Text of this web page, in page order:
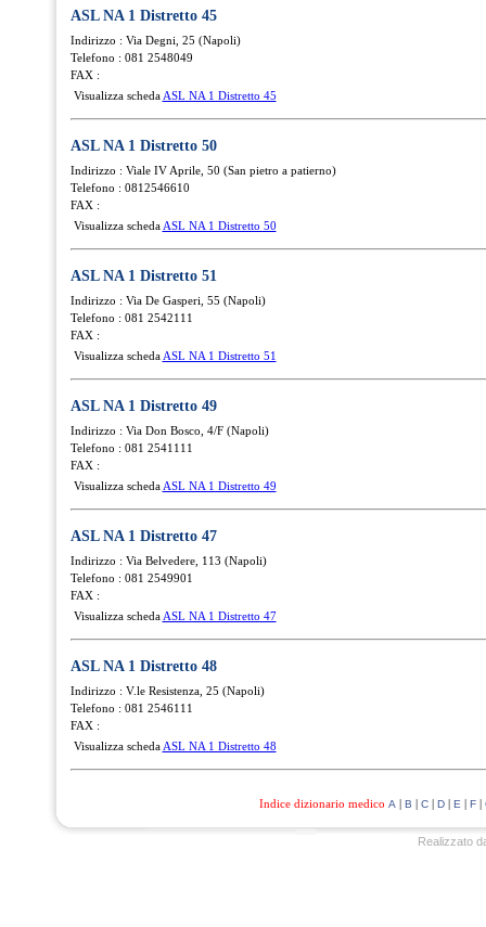
ASL NA 1 Distretto 45
Indirizzo : Via Degni, 25 (Napoli)
Telefono : 081 2548049
FAX :
Visualizza scheda ASL NA 1 Distretto 45
ASL NA 1 Distretto 50
Indirizzo : Viale IV Aprile, 50 (San pietro a patierno)
Telefono : 0812546610
FAX :
Visualizza scheda ASL NA 1 Distretto 50
ASL NA 1 Distretto 51
Indirizzo : Via De Gasperi, 55 (Napoli)
Telefono : 081 2542111
FAX :
Visualizza scheda ASL NA 1 Distretto 51
ASL NA 1 Distretto 49
Indirizzo : Via Don Bosco, 4/F (Napoli)
Telefono : 081 2541111
FAX :
Visualizza scheda ASL NA 1 Distretto 49
ASL NA 1 Distretto 47
Indirizzo : Via Belvedere, 113 (Napoli)
Telefono : 081 2549901
FAX :
Visualizza scheda ASL NA 1 Distretto 47
ASL NA 1 Distretto 48
Indirizzo : V.le Resistenza, 25 (Napoli)
Telefono : 081 2546111
FAX :
Visualizza scheda ASL NA 1 Distretto 48
Indice dizionario medico A | B | C| D| E | F|
Realizzato